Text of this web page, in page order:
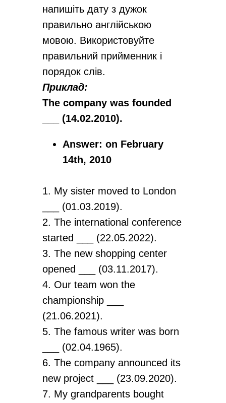
напишіть дату з дужок
правильно англійською
мовою. Використовуйте
правильний прийменник і
порядок слів.
Приклад:
The company was founded
___ (14.02.2010).
Answer: on February
14th, 2010
1. My sister moved to London
___ (01.03.2019).
2. The international conference
started ___ (22.05.2022).
3. The new shopping center
opened ___ (03.11.2017).
4. Our team won the
championship ___
(21.06.2021).
5. The famous writer was born
___ (02.04.1965).
6. The company announced its
new project ___ (23.09.2020).
7. My grandparents bought